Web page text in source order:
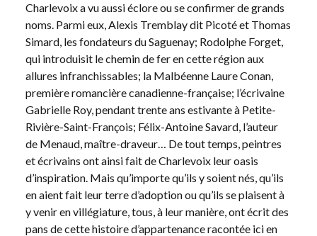
Charlevoix a vu aussi éclore ou se confirmer de grands
noms. Parmi eux, Alexis Tremblay dit Picoté et Thomas
Simard, les fondateurs du Saguenay; Rodolphe Forget,
qui introduisit le chemin de fer en cette région aux
allures infranchissables; la Malbéenne Laure Conan,
première romancière canadienne-française; l’écrivaine
Gabrielle Roy, pendant trente ans estivante à Petite-
Rivière-Saint-François; Félix-Antoine Savard, l’auteur
de Menaud, maître-draveur… De tout temps, peintres
et écrivains ont ainsi fait de Charlevoix leur oasis
d’inspiration. Mais qu’importe qu’ils y soient nés, qu’ils
en aient fait leur terre d’adoption ou qu’ils se plaisent à
y venir en villégiature, tous, à leur manière, ont écrit des
pans de cette histoire d’appartenance racontée ici en